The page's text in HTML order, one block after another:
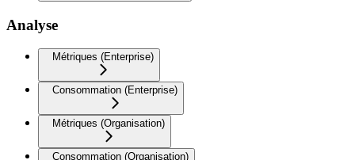
Analyse
Métriques (Enterprise)
Consommation (Enterprise)
Métriques (Organisation)
Consommation (Organisation)